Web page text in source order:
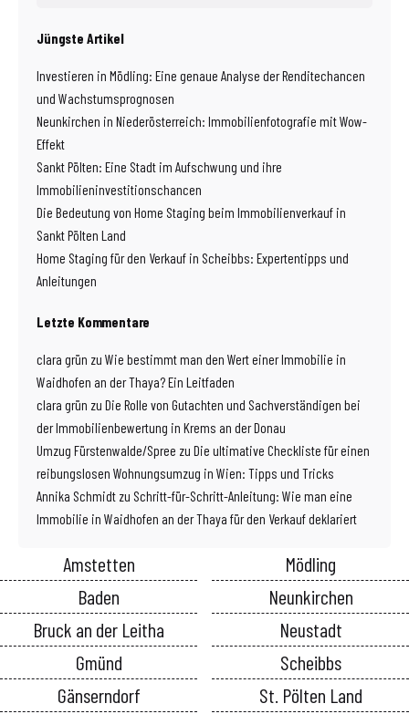
Jüngste Artikel
Investieren in Mödling: Eine genaue Analyse der Renditechancen
und Wachstumsprognosen
Neunkirchen in Niederösterreich: Immobilienfotografie mit Wow-
Effekt
Sankt Pölten: Eine Stadt im Aufschwung und ihre
Immobilieninvestitionschancen
Die Bedeutung von Home Staging beim Immobilienverkauf in
Sankt Pölten Land
Home Staging für den Verkauf in Scheibbs: Expertentipps und
Anleitungen
Letzte Kommentare
clara grün zu Wie bestimmt man den Wert einer Immobilie in
Waidhofen an der Thaya? Ein Leitfaden
clara grün zu Die Rolle von Gutachten und Sachverständigen bei
der Immobilienbewertung in Krems an der Donau
Umzug Fürstenwalde/Spree zu Die ultimative Checkliste für einen
reibungslosen Wohnungsumzug in Wien: Tipps und Tricks
Annika Schmidt zu Schritt-für-Schritt-Anleitung: Wie man eine
Immobilie in Waidhofen an der Thaya für den Verkauf deklariert
Amstetten
Baden
Bruck an der Leitha
Gmünd
Gänserndorf
Mödling
Neunkirchen
Neustadt
Scheibbs
St. Pölten Land